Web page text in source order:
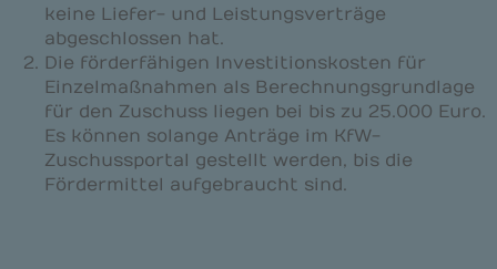
keine Liefer- und Leistungsverträge
abgeschlossen hat.
Die förderfähigen Investitionskosten für
Einzelmaßnahmen als Berechnungsgrundlage
für den Zuschuss liegen bei bis zu 25.000 Euro.
Es können solange Anträge im KfW-
Zuschussportal gestellt werden, bis die
Fördermittel aufgebraucht sind.